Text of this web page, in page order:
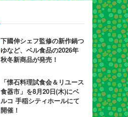
下國伸シェフ監修の新作鍋つ
ゆなど、ベル食品の2026年
秋冬新商品が発売！
「懐石料理試食会＆リユース
食器市」を8月20日(木)にベ
ルコ 手稲シティホールにて
開催！